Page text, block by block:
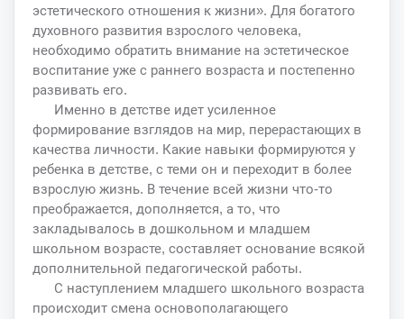
эстетического отношения к жизни». Для богатого
духовного развития взрослого человека,
необходимо обратить внимание на эстетическое
воспитание уже с раннего возраста и постепенно
развивать его.
Именно в детстве идет усиленное
формирование взглядов на мир, перерастающих в
качества личности. Какие навыки формируются у
ребенка в детстве, с теми он и переходит в более
взрослую жизнь. В течение всей жизни что-то
преображается, дополняется, а то, что
закладывалось в дошкольном и младшем
школьном возрасте, составляет основание всякой
дополнительной педагогической работы.
С наступлением младшего школьного возраста
происходит смена основополагающего